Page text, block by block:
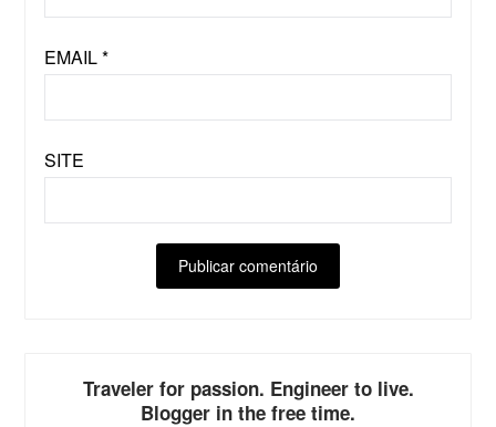
EMAIL*
SITE
Traveler for passion. Engineer to live.
Blogger in the free time.